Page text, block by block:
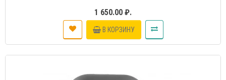
1 650.00 ₽.
В КОРЗИНУ